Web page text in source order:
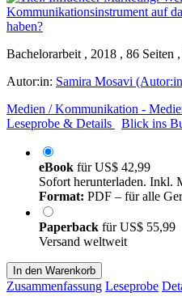
Bachelorarbeit , 2018 , 86 Seiten
Autor:in: Samira Mosavi
Medien / Kommunikation -
Leseprobe & Details
Blick ins
eBook fürUS$ 42,99
Sofort herunterladen. Inkl.
Format: PDF – für alle
Paperback fürUS$ 55,99
Versand weltweit
In den Warenkorb
Zusammenfassung Leseprobe